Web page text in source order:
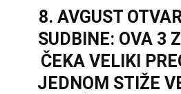
8. AVGUST
SUDBINE: OVA 3
ČEKA VELIKI
JEDNOM STIŽE